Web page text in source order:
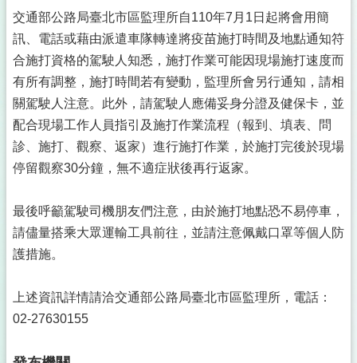
交通部公路局臺北市區監理所自110年7月1日起將會用簡
訊、電話或藉由派遣車隊轉達將疫苗施打時間及地點通知符
合施打資格的駕駛人知悉，施打作業可能因現場施打速度而
有所有調整，施打時間若有變動，監理所會另行通知，請相
關駕駛人注意。此外，請駕駛人應備妥身分證及健保卡，並
配合現場工作人員指引及施打作業流程（報到、填表、問
診、施打、觀察、返家）進行施打作業，於施打完後於現場
停留觀察30分鐘，無不適症狀後再行返家。
最後呼籲駕駛司機朋友們注意，由於施打地點恐不易停車，
請儘量搭乘大眾運輸工具前往，並請注意佩戴口罩等個人防
護措施。
上述資訊詳情請洽交通部公路局臺北市區監理所，電話：
02-27630155